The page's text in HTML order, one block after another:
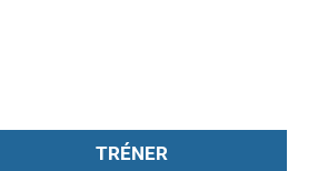
TRÉNER